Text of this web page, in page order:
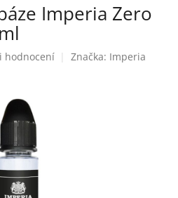
Imperia Zero
hodnocení Značka: Imperia